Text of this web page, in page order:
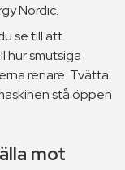
Nordic.
se till att
hur smutsiga
renare. Tvätta
stå öppen
mot